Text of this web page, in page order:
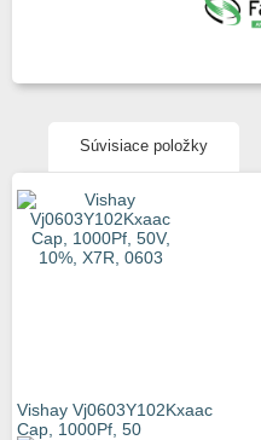
Súvisiace položky
Vishay Vj0603Y102Kxaac
Cap, 1000Pf, 50